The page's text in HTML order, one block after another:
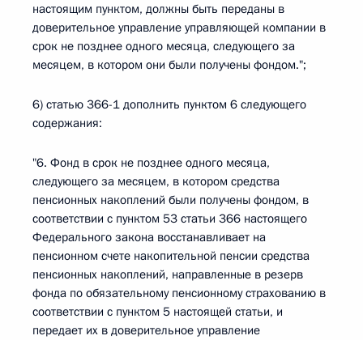
настоящим пунктом, должны быть переданы в
доверительное управление управляющей компании в
срок не позднее одного месяца, следующего за
месяцем, в котором они были получены фондом.";
6) статью 366-1 дополнить пунктом 6 следующего
содержания:
"6. Фонд в срок не позднее одного месяца,
следующего за месяцем, в котором средства
пенсионных накоплений были получены фондом, в
соответствии с пунктом 53 статьи 366 настоящего
Федерального закона восстанавливает на
пенсионном счете накопительной пенсии средства
пенсионных накоплений, направленные в резерв
фонда по обязательному пенсионному страхованию в
соответствии с пунктом 5 настоящей статьи, и
передает их в доверительное управление